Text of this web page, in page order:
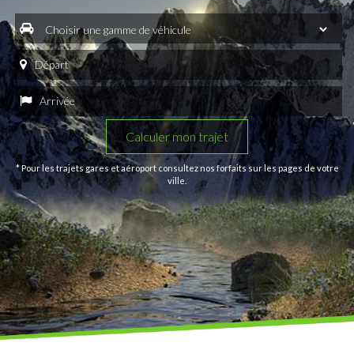
La
Qualité
Véhicules
Zones
d’intervention
Chassieu
VTC
Décines-
Charpieu
VTC
Eurexpo
VTC
Genas
VTC
Genève
VTC
Services
Conciergerie
Mariages
Entreprise
Stations
de
Ski
Blog
Réserver
Nous
contacter
* Pour les trajets gares et aéroport consultez nos forfaits sur les pages de votre
ville.